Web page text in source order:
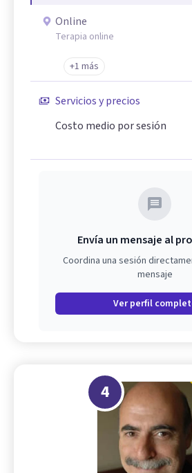
Online
Terapia online
+1 más
Servicios y precios
Costo medio por sesión
Envía un mensaje al
Coordina una sesión
mensaje
Ver perfil
4